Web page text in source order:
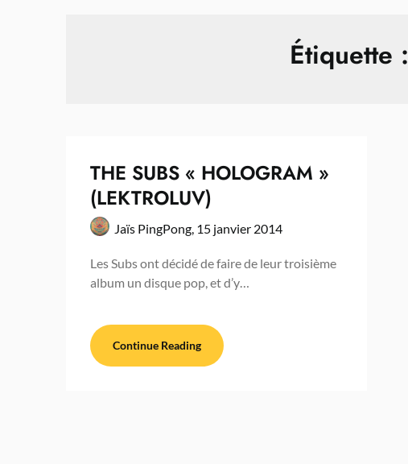
Étiquette :
THE SUBS « HOLOGRAM »
(LEKTROLUV)
Jaïs PingPong, 15 janvier 2014
Les Subs ont décidé de faire de leur troisième
album un disque pop, et d’y…
Continue Reading